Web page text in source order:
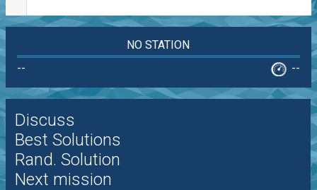
NO STATION
--
--
Discuss
Best Solutions
Rand. Solution
Next mission